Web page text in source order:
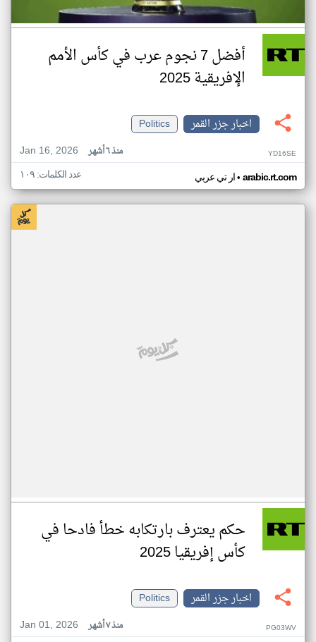
أفضل 7 نجوم عرب في كأس الأمم
الإفريقية 2025
اخبار جزر القمر
Politics
Jan 16, 2026
منذ ٦ أشهر YD16SE
ار تي عربي• arabic.rt.com عدد الكلمات: ١٠٩
حكم يعترف بارتكابه خطأ فادحا في
كأس إفريقيا 2025
اخبار جزر القمر
Politics
Jan 01, 2026
منذ ٧ أشهر PG03WV